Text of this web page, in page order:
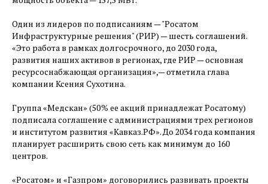
Один из лидеров по подписаниям — ​"Росатом
Инфраструктурные решения" (РИР) — ​шесть соглашений.
«Это работа в рамках долгосрочного, до 2030 года,
развития наших активов в регионах, где РИР — ​основная
ресурсоснабжающая организация», — ​отметила глава
компании Ксения Сухотина.
Группа «Медскан» (50 % ее акций принадлежат Росатому)
подписала соглашение с администрациями трех регионов
и институтом развития «Кавказ.РФ». До 2034 года компания
планирует расширить свою сеть как минимум до 160
центров.
«Росатом» и «Газпром» договорились развивать проекты